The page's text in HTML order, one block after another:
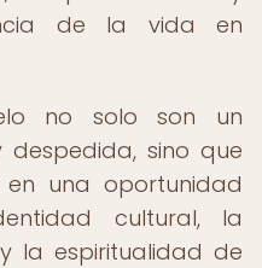
de la vida en
no solo son un
sino que
una oportunidad
cultural, la
la espiritualidad de